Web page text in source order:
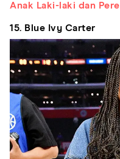
Anak Laki-laki dan
15. Blue Ivy Carter